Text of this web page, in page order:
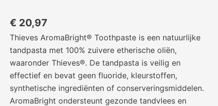
€ 20,97
Thieves AromaBright® Toothpaste is een natuurlijke
tandpasta met 100% zuivere etherische oliën,
waaronder Thieves®. De tandpasta is veilig en
effectief en bevat geen fluoride, kleurstoffen,
synthetische ingrediënten of conserveringsmiddelen.
AromaBright ondersteunt gezonde tandvlees en